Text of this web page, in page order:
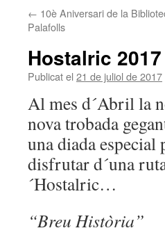
← 10è Aniversari de la
Palafolls
Hostalric 2017
Publicat el 21 de juliol de 2017
Al mes d´Abril la
nova trobada
una diada
disfrutar d´una
´Hostalric…
“Breu Història”